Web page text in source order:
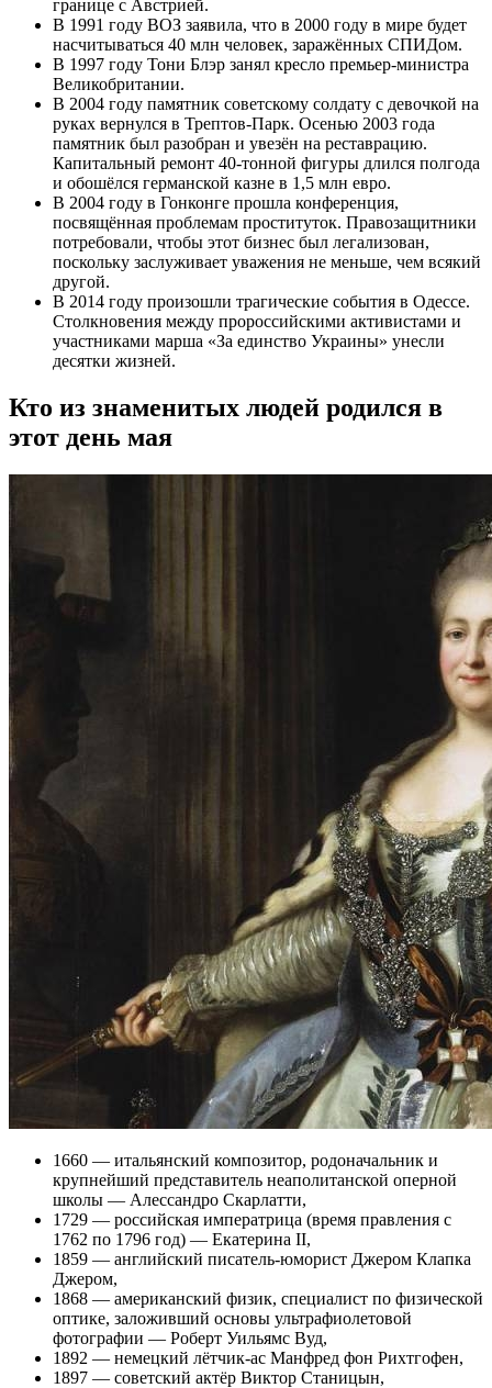
границе с Австрией.
В 1991 году ВОЗ заявила, что в 2000 году в мире будет
насчитываться 40 млн человек, заражённых СПИДом.
В 1997 году Тони Блэр занял кресло премьер-министра
Великобритании.
В 2004 году памятник советскому солдату с девочкой на
руках вернулся в Трептов-Парк. Осенью 2003 года
памятник был разобран и увезён на реставрацию.
Капитальный ремонт 40-тонной фигуры длился полгода
и обошёлся германской казне в 1,5 млн евро.
В 2004 году в Гонконге прошла конференция,
посвящённая проблемам проституток. Правозащитники
потребовали, чтобы этот бизнес был легализован,
поскольку заслуживает уважения не меньше, чем всякий
другой.
В 2014 году произошли трагические события в Одессе.
Столкновения между пророссийскими активистами и
участниками марша «За единство Украины» унесли
десятки жизней.
Кто из знаменитых людей родился в
этот день мая
1660 — итальянский композитор, родоначальник и
крупнейший представитель неаполитанской оперной
школы — Алессандро Скарлатти,
1729 — российская императрица (время правления с
1762 по 1796 год) — Екатерина II,
1859 — английский писатель-юморист Джером Клапка
Джером,
1868 — американский физик, специалист по физической
оптике, заложивший основы ультрафиолетовой
фотографии — Роберт Уильямс Вуд,
1892 — немецкий лётчик-ас Манфред фон Рихтгофен,
1897 — советский актёр Виктор Станицын,